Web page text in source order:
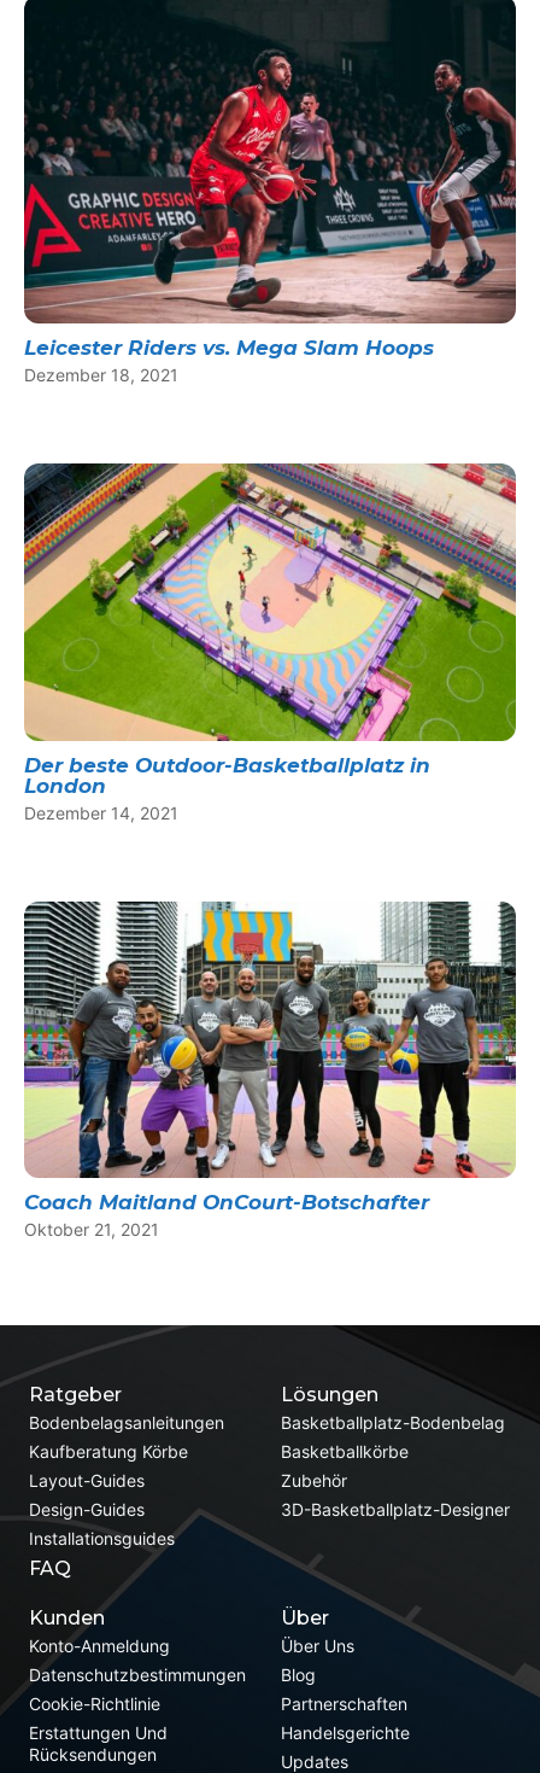
Leicester Riders vs. Mega Slam Hoops
Dezember 18, 2021
Der beste Outdoor-Basketballplatz in
London
Dezember 14, 2021
Coach Maitland OnCourt-Botschafter
Oktober 21, 2021
Lösungen
Basketballplatz-Bodenbelag
Basketballkörbe
Zubehör
3D-Basketballplatz-Designer
Ratgeber
Bodenbelagsanleitungen
Kaufberatung Körbe
Layout-Guides
Design-Guides
Installationsguides
FAQ
Kunden
Konto-Anmeldung
Datenschutzbestimmungen
Cookie-Richtlinie
Erstattungen Und
Rücksendungen
Über
Über Uns
Blog
Partnerschaften
Handelsgerichte
Updates